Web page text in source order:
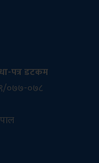
पत्र डटकम
०७७-०७८